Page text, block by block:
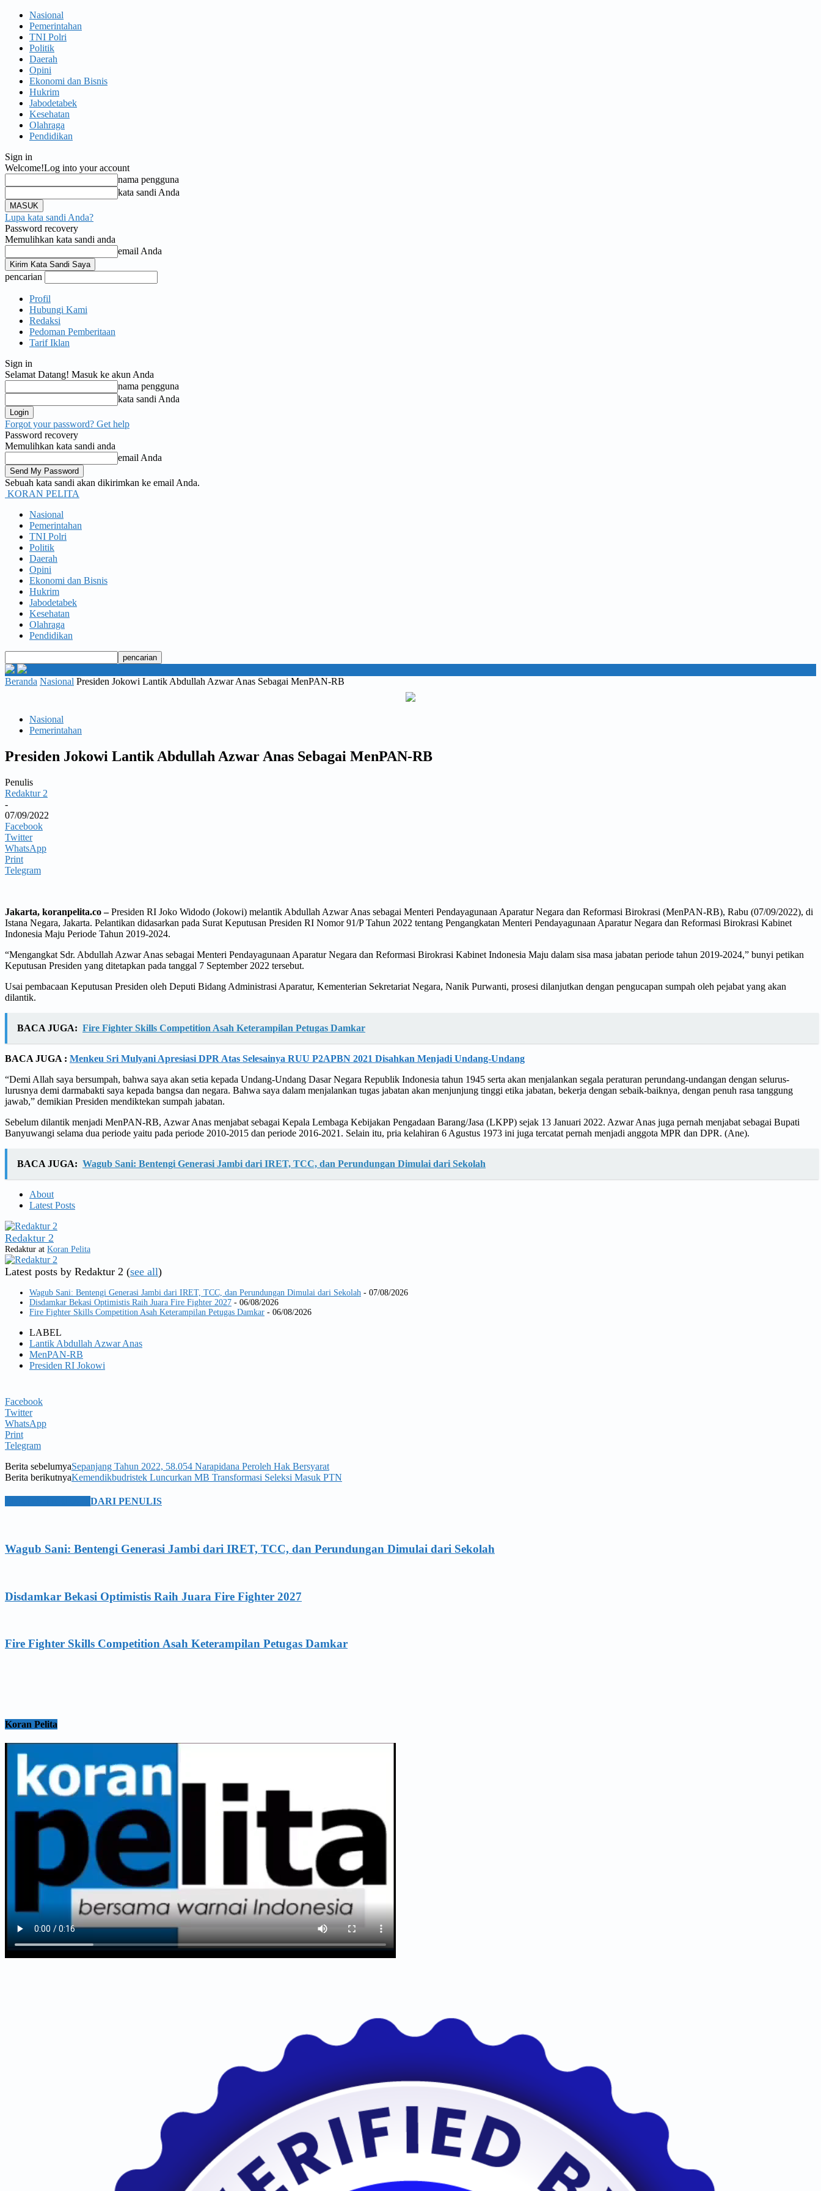
Nasional
Pemerintahan
TNI Polri
Politik
Daerah
Opini
Ekonomi dan Bisnis
Hukrim
Jabodetabek
Kesehatan
Olahraga
Pendidikan
Sign in
Welcome!Log into your account
nama pengguna
kata sandi Anda
Lupa kata sandi Anda?
Password recovery
Memulihkan kata sandi anda
email Anda
pencarian
Profil
Hubungi Kami
Redaksi
Pedoman Pemberitaan
Tarif Iklan
Sign in
Selamat Datang! Masuk ke akun Anda
nama pengguna
kata sandi Anda
Forgot your password? Get help
Password recovery
Memulihkan kata sandi anda
email Anda
Sebuah kata sandi akan dikirimkan ke email Anda.
KORAN PELITA
Nasional
Pemerintahan
TNI Polri
Politik
Daerah
Opini
Ekonomi dan Bisnis
Hukrim
Jabodetabek
Kesehatan
Olahraga
Pendidikan
Beranda Nasional Presiden Jokowi Lantik Abdullah Azwar Anas Sebagai MenPAN-RB
Nasional
Pemerintahan
Presiden Jokowi Lantik Abdullah Azwar Anas Sebagai MenPAN-RB
Penulis
Redaktur 2
-
07/09/2022
Facebook
Twitter
WhatsApp
Print
Telegram
Jakarta, koranpelita.co –Presiden RI Joko Widodo (Jokowi) melantik Abdullah Azwar Anas sebagai Menteri Pendayagunaan Aparatur Negara dan Reformasi Birokrasi (MenPAN-RB), Rabu (07/09/2022), di
Istana Negara, Jakarta. Pelantikan didasarkan pada Surat Keputusan Presiden RI Nomor 91/P Tahun 2022 tentang Pengangkatan Menteri Pendayagunaan Aparatur Negara dan Reformasi Birokrasi Kabinet
Indonesia Maju Periode Tahun 2019-2024.
“Mengangkat Sdr. Abdullah Azwar Anas sebagai Menteri Pendayagunaan Aparatur Negara dan Reformasi Birokrasi Kabinet Indonesia Maju dalam sisa masa jabatan periode tahun 2019-2024,” bunyi petikan
Keputusan Presiden yang ditetapkan pada tanggal 7 September 2022 tersebut.
Usai pembacaan Keputusan Presiden oleh Deputi Bidang Administrasi Aparatur, Kementerian Sekretariat Negara, Nanik Purwanti, prosesi dilanjutkan dengan pengucapan sumpah oleh pejabat yang akan
dilantik.
BACA JUGA: Fire Fighter Skills Competition Asah Keterampilan Petugas Damkar
BACA JUGA : Menkeu Sri Mulyani Apresiasi DPR Atas Selesainya RUU P2APBN 2021 Disahkan Menjadi Undang-Undang
“Demi Allah saya bersumpah, bahwa saya akan setia kepada Undang-Undang Dasar Negara Republik Indonesia tahun 1945 serta akan menjalankan segala peraturan perundang-undangan dengan selurus-
lurusnya demi darmabakti saya kepada bangsa dan negara. Bahwa saya dalam menjalankan tugas jabatan akan menjunjung tinggi etika jabatan, bekerja dengan sebaik-baiknya, dengan penuh rasa tanggung
jawab,” demikian Presiden mendiktekan sumpah jabatan.
Sebelum dilantik menjadi MenPAN-RB, Azwar Anas menjabat sebagai Kepala Lembaga Kebijakan Pengadaan Barang/Jasa (LKPP) sejak 13 Januari 2022. Azwar Anas juga pernah menjabat sebagai Bupati
Banyuwangi selama dua periode yaitu pada periode 2010-2015 dan periode 2016-2021. Selain itu, pria kelahiran 6 Agustus 1973 ini juga tercatat pernah menjadi anggota MPR dan DPR. (Ane).
BACA JUGA: Wagub Sani: Bentengi Generasi Jambi dari IRET, TCC, dan Perundungan Dimulai dari Sekolah
About
Latest Posts
Redaktur 2
Redaktur at Koran Pelita
Latest posts by Redaktur 2 (see all)
Wagub Sani: Bentengi Generasi Jambi dari IRET, TCC, dan Perundungan Dimulai dari Sekolah - 07/08/2026
Disdamkar Bekasi Optimistis Raih Juara Fire Fighter 2027 - 06/08/2026
Fire Fighter Skills Competition Asah Keterampilan Petugas Damkar - 06/08/2026
LABEL
Lantik Abdullah Azwar Anas
MenPAN-RB
Presiden RI Jokowi
Facebook
Twitter
WhatsApp
Print
Telegram
Berita sebelumyaSepanjang Tahun 2022, 58.054 Narapidana Peroleh Hak Bersyarat
Berita berikutnyaKemendikbudristek Luncurkan MB Transformasi Seleksi Masuk PTN
DARI PENULIS
Wagub Sani: Bentengi Generasi Jambi dari IRET, TCC, dan Perundungan Dimulai dari Sekolah
Disdamkar Bekasi Optimistis Raih Juara Fire Fighter 2027
Fire Fighter Skills Competition Asah Keterampilan Petugas Damkar
Koran Pelita